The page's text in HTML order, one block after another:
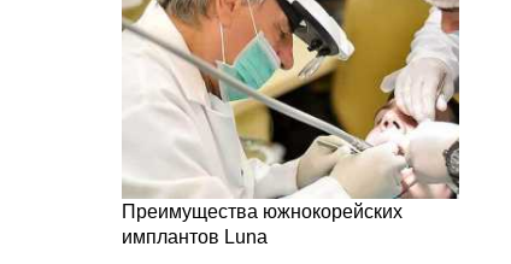
Преимущества южнокорейских
имплантов Luna